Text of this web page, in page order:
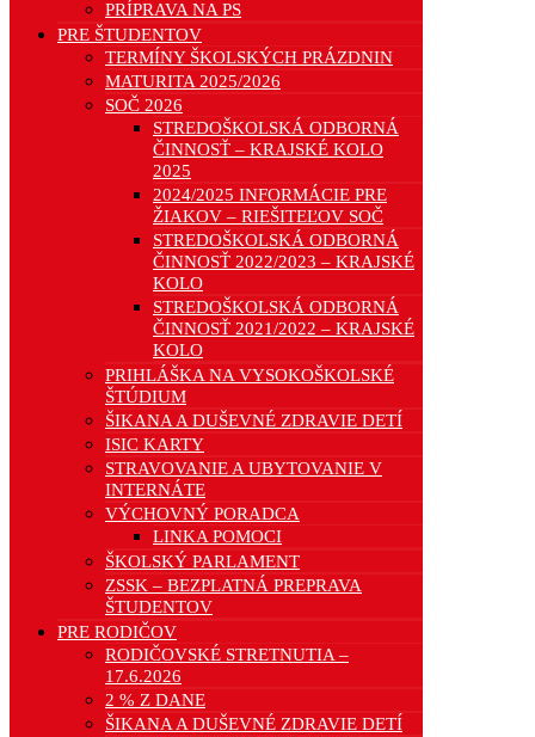
PRÍPRAVA NA PS
PRE ŠTUDENTOV
TERMÍNY ŠKOLSKÝCH PRÁZDNIN
MATURITA 2025/2026
SOČ 2026
STREDOŠKOLSKÁ ODBORNÁ
ČINNOSŤ – KRAJSKÉ KOLO
2025
2024/2025 INFORMÁCIE PRE
ŽIAKOV – RIEŠITEĽOV SOČ
STREDOŠKOLSKÁ ODBORNÁ
ČINNOSŤ 2022/2023 – KRAJSKÉ
KOLO
STREDOŠKOLSKÁ ODBORNÁ
ČINNOSŤ 2021/2022 – KRAJSKÉ
KOLO
PRIHLÁŠKA NA VYSOKOŠKOLSKÉ
ŠTÚDIUM
ŠIKANA A DUŠEVNÉ ZDRAVIE DETÍ
ISIC KARTY
STRAVOVANIE A UBYTOVANIE V
INTERNÁTE
VÝCHOVNÝ PORADCA
LINKA POMOCI
ŠKOLSKÝ PARLAMENT
ZSSK – BEZPLATNÁ PREPRAVA
ŠTUDENTOV
PRE RODIČOV
RODIČOVSKÉ STRETNUTIA –
17.6.2026
2 % Z DANE
ŠIKANA A DUŠEVNÉ ZDRAVIE DETÍ